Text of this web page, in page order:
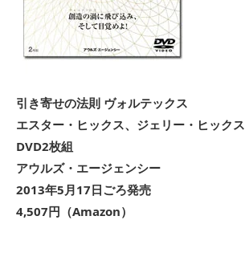
引き寄せの法則 ヴォルテックス
エスター・ヒックス、ジェリー・ヒックス
DVD2枚組
アウルズ・エージェンシー
2013年5月17日ごろ発売
4,507円（Amazon）